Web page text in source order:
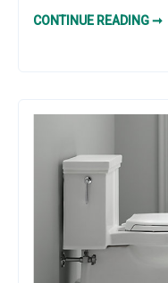
CONTINUE READING ➞7